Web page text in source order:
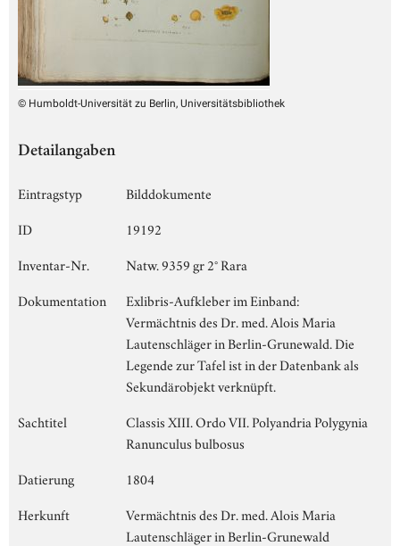
© Humboldt-Universität zu Berlin, Universitätsbibliothek
Detailangaben
Eintragstyp
Bilddokumente
ID
19192
Inventar-Nr.
Natw. 9359 gr 2° Rara
Dokumentation
Exlibris-Aufkleber im Einband:
Vermächtnis des Dr. med. Alois Maria
Lautenschläger in Berlin-Grunewald. Die
Legende zur Tafel ist in der Datenbank als
Sekundärobjekt verknüpft.
Sachtitel
Classis XIII. Ordo VII. Polyandria Polygynia
Ranunculus bulbosus
Datierung
1804
Herkunft
Vermächtnis des Dr. med. Alois Maria
Lautenschläger in Berlin-Grunewald